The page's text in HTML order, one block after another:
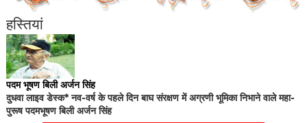
हस्तियां
पदम भूषण बिली अर्जन सिंह
दुधवा लाइव डेस्क* नव-वर्ष के पहले दिन बाघ संरक्षण में अग्रणी भूमिका निभाने वाले महा-
पुरूष पदमभूषण बिली अर्जन सिंह